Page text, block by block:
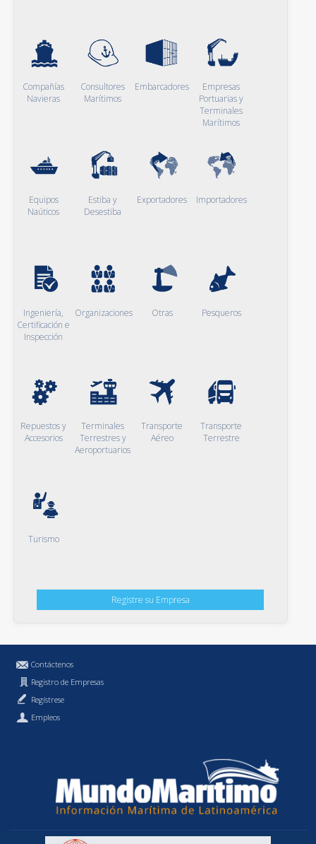
Compañías
Navieras
Consultores
Marítimos
Embarcadores
Empresas
Portuarias y
Terminales
Marítimos
Equipos
Naúticos
Estiba y
Desestiba
Exportadores Importadores
Ingeniería,
Certificación e
Inspección
Organizaciones Otras Pesqueros
Repuestos y
Accesorios
Terminales
Terrestres y
Aeroportuarios
Transporte
Aéreo
Transporte
Terrestre
Turismo
Registre su Empresa
Contáctenos
Registro de Empresas
Regístrese
Empleos
Política de Privacidad